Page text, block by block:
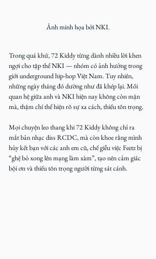
Ảnh minh họa bởi NKI.
Trong quá khứ, 72 Kiddy từng dành nhiều lời khen
ngợi cho tập thể NKI — nhóm có ảnh hưởng trong
giới underground hip-hop Việt Nam. Tuy nhiên,
những ngày tháng đó dường như đã khép lại. Mối
quan hệ giữa anh và NKI hiện nay không còn mặn
mà, thậm chí thể hiện rõ sự xa cách, thiếu tôn trọng.
Mọi chuyện leo thang khi 72 Kiddy không chỉ ra
mắt bản nhạc diss RCDC, mà còn khoe rằng mình
hủy kết bạn với các anh em cũ, chế giễu việc Feetz bị
“ghệ bỏ xong lên mạng làm xàm”, tạo nên cảm giác
bội ơn và thiếu tôn trọng người từng sát cánh.